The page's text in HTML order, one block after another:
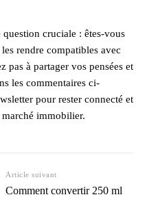
cruciale : êtes-vous
rendre compatibles avec
pas à partager vos pensées et
les commentaires ci-
pour rester connecté et
marché immobilier.
Article suivant
Comment convertir 250 ml